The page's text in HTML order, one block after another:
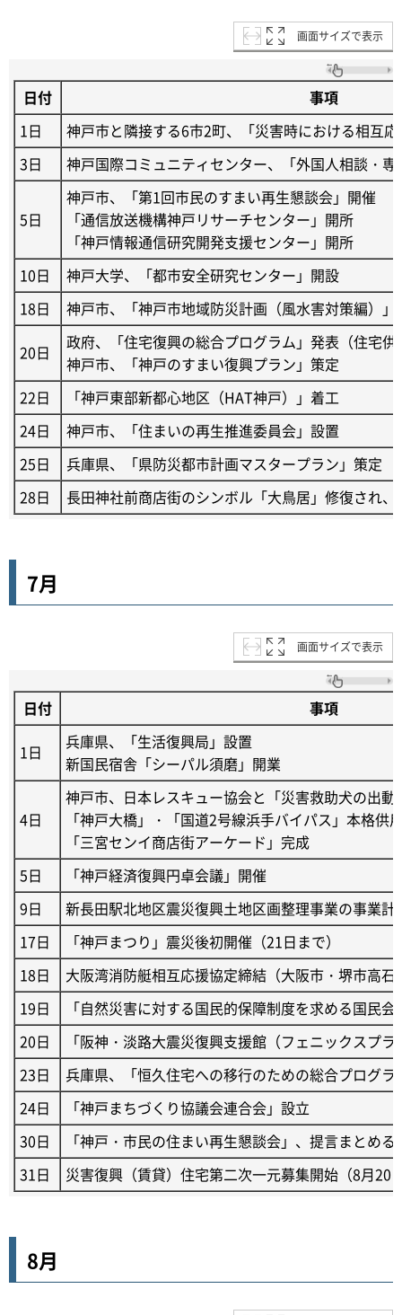
画面サイズで表示
日付
事項
1日
神戸市と隣接する6市2町、「災害時における相互
3日
神戸国際コミュニティセンター、「外国人相談・
5日
神戸市、「第1回市民のすまい再生懇談会」開催
「通信放送機構神戸リサーチセンター」開所
「神戸情報通信研究開発支援センター」開所
10日
神戸大学、「都市安全研究センター」開設
18日
神戸市、「神戸市地域防災計画（風水害対策編）」
20日
政府、「住宅復興の総合プログラム」発表（住宅
神戸市、「神戸のすまい復興プラン」策定
22日
「神戸東部新都心地区（HAT神戸）」着工
24日
神戸市、「住まいの再生推進委員会」設置
25日
兵庫県、「県防災都市計画マスタープラン」策定
28日
長田神社前商店街のシンボル「大鳥居」修復され、
7月
画面サイズで表示
日付 事項
1日
兵庫県、「生活復興局」設置
新国民宿舎「シーパル須磨」開業
4日
神戸市、日本レスキュー協会と「災害救助犬の出
「神戸大橋」・「国道2号線浜手バイパス」本格供
「三宮センイ商店街アーケード」完成
5日
「神戸経済復興円卓会議」開催
9日
新長田駅北地区震災復興土地区画整理事業の事業計
17日
「神戸まつり」震災後初開催（21日まで）
18日
大阪湾消防艇相互応援協定締結（大阪市・堺市高石
19日
「自然災害に対する国民的保障制度を求める国民会
20日
「阪神・淡路大震災復興支援館（フェニックスプ
23日
兵庫県、「恒久住宅への移行のための総合プログラ
24日
「神戸まちづくり協議会連合会」設立
30日
「神戸・市民の住まい再生懇談会」、提言まとめる
31日
災害復興（賃貸）住宅第二次一元募集開始（8月20
8月